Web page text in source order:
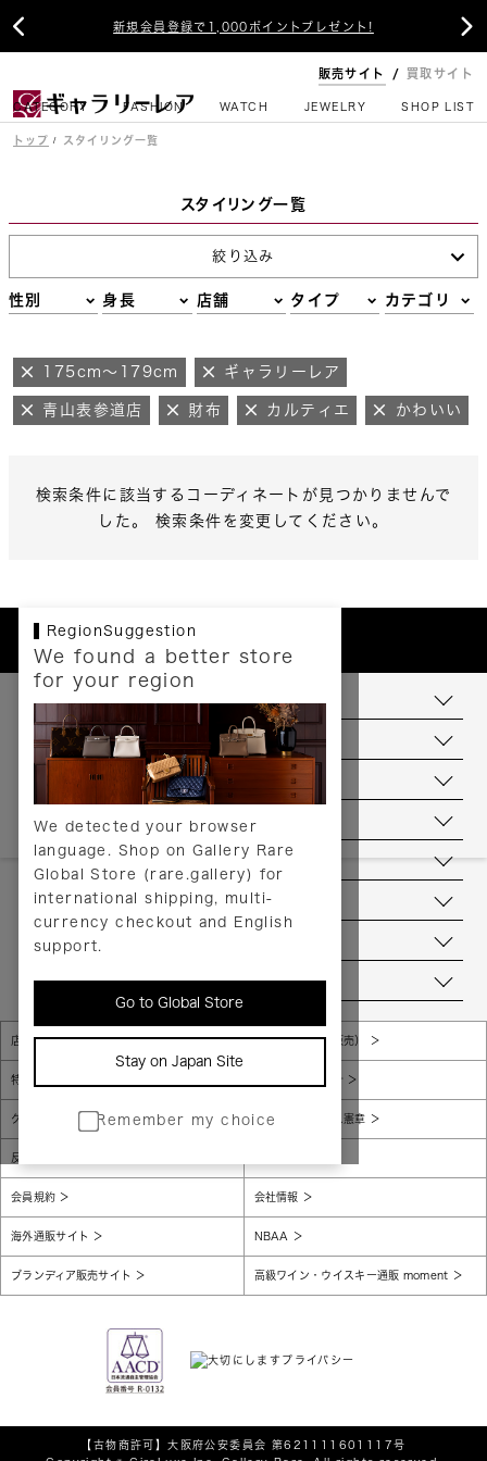
新規会員登録で1,000ポイントプレゼント!
 
販売サイト 買取サイト
CATEGORY FASHION WATCH JEWELRY SHOP LIST
トップ スタイリング一覧
スタイリング一覧
絞り込み
性別 身長 店舗 タイプ カテゴリ
175cm～179cm ギャラリーレア
青山表参道店 財布 カルティエ かわいい
検索条件に該当するコーディネートが見つかりませんで
した。 検索条件を変更してください。
RegionSuggestion
We found a better store
for your region
We detected your browser
language. Shop on Gallery Rare
Global Store (rare.gallery) for
international shipping, multi-
currency checkout and English
support.
Go to Global Store
Stay on Japan Site
Remember my choice
お支払いについて
配送について
送料について
返品について
ヘルプ
お問い合わせ
当店について
店舗一覧 販売規約（店頭販売）
特定商取引法に基づく表示 個人情報保護方針
グローバルプライバシーポリシー コンプライアンス憲章
反社会的勢力に対する基本方針
会員規約 会社情報
海外通販サイト NBAA
ブランディア販売サイト 高級ワイン・ウイスキー通販 moment
【古物商許可】大阪府公安委員会 第621111601117号